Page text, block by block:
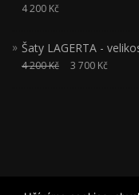
4 200 Kč
Šaty LAGERTA -
4 200Kč 3 700 Kč